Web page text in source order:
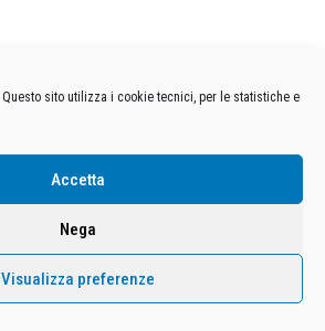
Questo sito utilizza i cookie tecnici, per le statistiche e
Accetta
Nega
Visualizza preferenze